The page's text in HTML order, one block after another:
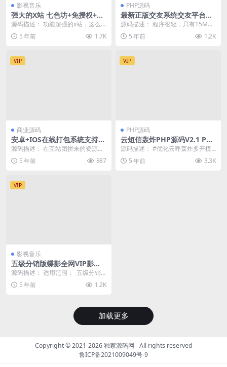
影视音乐
强大的X站 七色坊+免授权+带
打赏+带三级分销+已对接支付
源码描述： 功能超强的x站，这么
强悍的功能，拿去做正经影视站估
计也能做起来啊， ...
5 年前 1.7K
PHP源码
最新正版交友系统交友平台源
码/支持H5/小程序/可封装
源码描述： 程序很轻，只有15M
多，看起来应该不是什么正经交友
了，钓凯子专用吧·...
5 年前 1.2K
VIP
商业源码
安卓+IOS在线打包系统支持绿
签网站打包APP[原封-不删减]
源码描述： 在互站团拼来的资源原
价3600多，本人就是参与者之一 源
码原封不动不...
5 年前 887
VIP
PHP源码
云短信轰炸PHP源码V2.1 PR
O版
源码描述： #优化云呼轰炸多开模
式，修复一处bug！ 1.更新修复无
敌模式强力轰...
5 年前 3.3K
VIP
影视音乐
五级分销版蝶影全网VIP影视
APP源码 安卓+苹果iOS双端
+搭建教程
源码描述： 适用范围： 五级分销
版蝶影全网VIP影视APP源码，安卓
+苹果iO...
5 年前 1.2K
加载更多
Copyright © 2021-2026独家源码网 - All rights reserved
鲁ICP备2021009049号-9